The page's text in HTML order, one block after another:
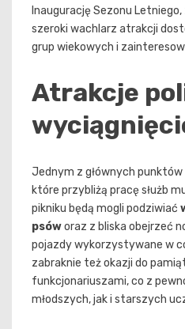
Inaugurację Sezonu
szeroki wachlarz atrakcji
grup wiekowych i
Atrakcje
Jednym z głównych
które przybliżą pracę służb
pikniku będą mogli podziwiać
psóworaz z bliska obejrzeć
pojazdy wykorzystywane w
zabraknie też okazji do
funkcjonariuszami, co z
młodszych, jak i starszych